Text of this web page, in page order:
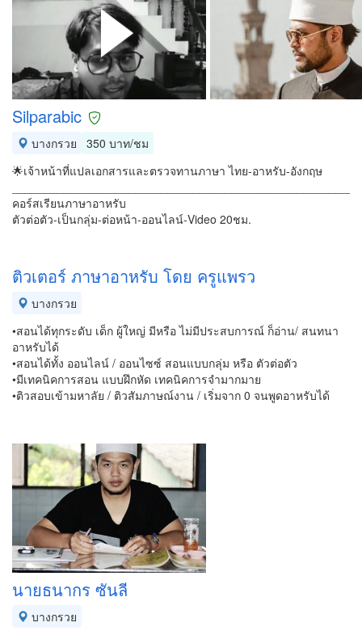
Silparabic
บางกรวย
350 บาท/ชม
🌟เจ้าหน้าที่แปลเอกสารและตรวจทานภาษา ไทย-อาหรับ-อังกฤษ
คอร์สเรียนภาษาอาหรับ
ตัวต่อตัว-เป็นกลุ่ม-ต่อหน้า-ออนไลน์-Video 20ชม.
ติวเตอร์ ภาษาอาหรับ โดย ครูแพรว
บางกรวย
•สอนได้ทุกระดับ เด็ก ผู้ใหญ่ มีหรือ ไม่มีประสบการณ์ ก็อ่าน/ สนทนา
อาหรับได้
•สอนได้ทั้ง ออนไลน์ / ออนไซซ์ สอนแบบกลุ่ม หรือ ตัวต่อตัว
•มีเทคนิคการสอน แบบฝึกหัด เทคนิคการจำมากมาย
•ติวสอบเข้ามหาลัย / ติวสัมภาษณ์งาน / เริ่มจาก 0 จนพูดอาหรับได้
นายธนากร ซันลี
บางกรวย